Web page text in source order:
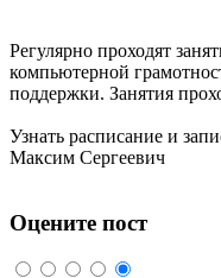
Регулярно проходят
компьютерной
поддержки. Занятия
Узнать расписание и
Максим Сергеевич
Оцените пост